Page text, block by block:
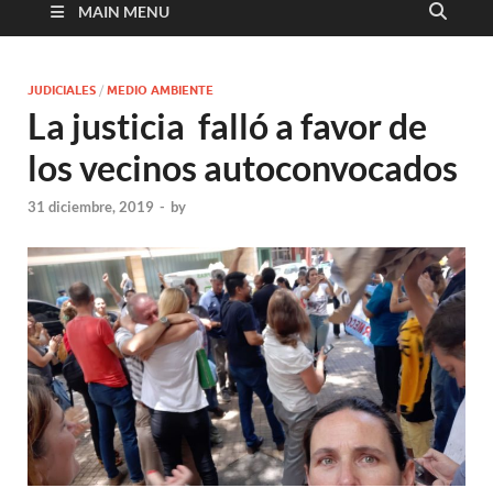
MAIN MENU
JUDICIALES / MEDIO AMBIENTE
La justicia falló a favor de
los vecinos autoconvocados
31 diciembre, 2019 - by